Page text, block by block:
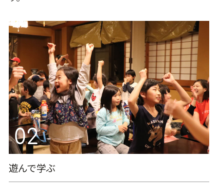
遊んで学ぶ